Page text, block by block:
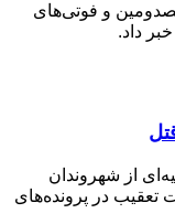
و فوتی‌های
از شهروندان
و دستگیری ۲ متهم تحت تعقیب در پرونده‌های